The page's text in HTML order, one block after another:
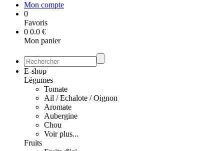
Mon compte
0
Favoris
0 0.0 €
Mon panier
E-shop
Légumes
Tomate
Ail / Echalote / Oignon
Aromate
Aubergine
Chou
Voir plus...
Fruits